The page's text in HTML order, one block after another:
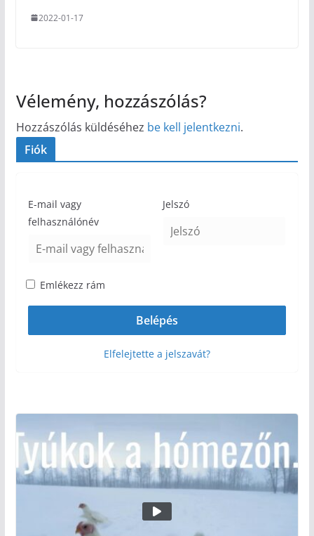
2022-01-17
Vélemény, hozzászólás?
Hozzászólás küldéséhez be kell jelentkezni.
Fiók
E-mail vagy
felhasználónév
Jelszó
Emlékezz rám
Elfelejtette a jelszavát?